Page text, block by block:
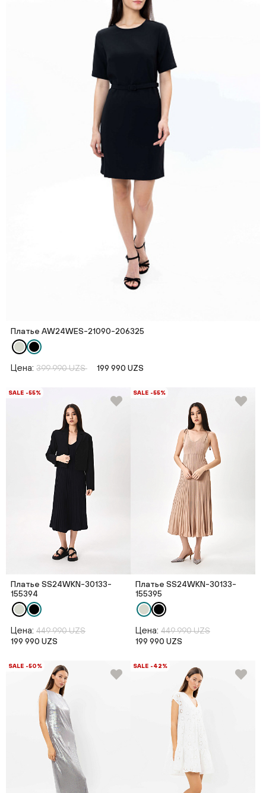
Платье AW24WES-21090-206325
Цена: 399 990 UZS 199 990 UZS
SALE -55%
Платье SS24WKN-30133-
155394
Цена: 449 990 UZS
199 990 UZS
SALE -55%
Платье SS24WKN-30133-
155395
Цена: 449 990 UZS
199 990 UZS
SALE -50% SALE -42%